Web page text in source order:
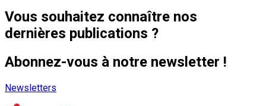
Vous souhaitez connaître nos
dernières publications ?
Abonnez-vous à notre newsletter !
Newsletters